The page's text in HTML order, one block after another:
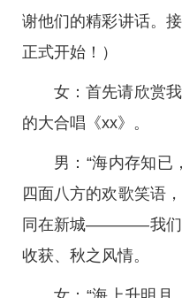
谢他们的精彩讲话。
正式开始！）
女：首先请欣赏
的大合唱《xx》。
男：“海内存知已
四面八方的欢歌笑语
同在新城————我们
收获、秋之风情。